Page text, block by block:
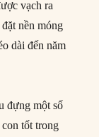
vạch ra
nền móng
dài đến năm
đựng một số
tốt trong